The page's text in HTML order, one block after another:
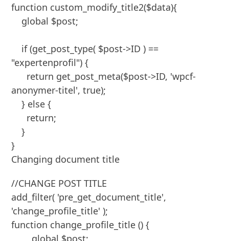
function custom_modify_title2($data){
"expertenprofil") {
anonymer-titel', true);
    } else {
    }
}
Changing document title
//CHANGE POST TITLE
add_filter( 'pre_get_document_title',
'change_profile_title' );
function change_profile_title () {